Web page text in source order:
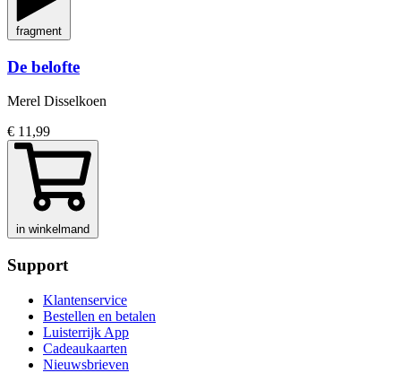
fragment
De belofte
Merel Disselkoen
€ 11,99
in winkelmand
Support
Klantenservice
Bestellen en betalen
Luisterrijk App
Cadeaukaarten
Nieuwsbrieven